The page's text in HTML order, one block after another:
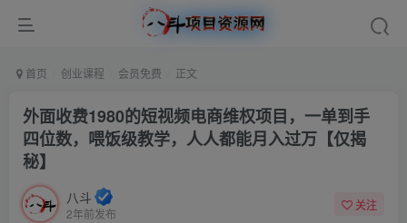
首页 创业课程 会员免费 正文
外面收费1980的短视频电商维权项目，一单到手
四位数，喂饭级教学，人人都能月入过万【仅揭
秘】
八斗
2年前发布
关注